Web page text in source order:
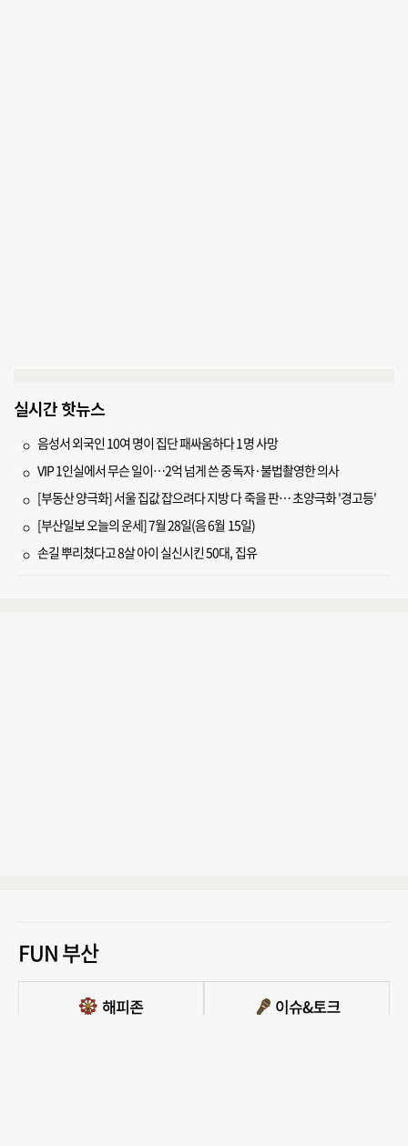
실시간 핫뉴스
음성서 외국인 10여 명이 집단 패싸움하다 1명 사망
VIP 1인실에서 무슨 일이…2억 넘게 쓴 중독자·불법촬영한 의사
[부동산 양극화] 서울 집값 잡으려다 지방 다 죽을 판… 초양극화 '경고등'
[부산일보 오늘의 운세] 7월 28일(음 6월 15일)
손길 뿌리쳤다고 8살 아이 실신시킨 50대, 집유
FUN 부산